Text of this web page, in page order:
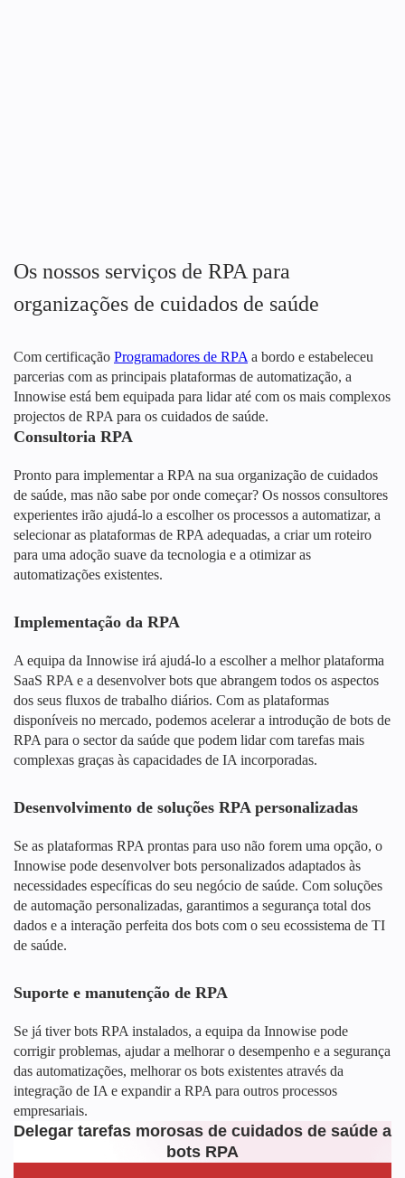
Os nossos serviços de RPA para
organizações de cuidados de saúde
Com certificação Programadores de RPA a bordo e estabeleceu
parcerias com as principais plataformas de automatização, a
Innowise está bem equipada para lidar até com os mais complexos
projectos de RPA para os cuidados de saúde.
Consultoria RPA
Pronto para implementar a RPA na sua organização de cuidados
de saúde, mas não sabe por onde começar? Os nossos consultores
experientes irão ajudá-lo a escolher os processos a automatizar, a
selecionar as plataformas de RPA adequadas, a criar um roteiro
para uma adoção suave da tecnologia e a otimizar as
automatizações existentes.
Implementação da RPA
A equipa da Innowise irá ajudá-lo a escolher a melhor plataforma
SaaS RPA e a desenvolver bots que abrangem todos os aspectos
dos seus fluxos de trabalho diários. Com as plataformas
disponíveis no mercado, podemos acelerar a introdução de bots de
RPA para o sector da saúde que podem lidar com tarefas mais
complexas graças às capacidades de IA incorporadas.
Desenvolvimento de soluções RPA personalizadas
Se as plataformas RPA prontas para uso não forem uma opção, o
Innowise pode desenvolver bots personalizados adaptados às
necessidades específicas do seu negócio de saúde. Com soluções
de automação personalizadas, garantimos a segurança total dos
dados e a interação perfeita dos bots com o seu ecossistema de TI
de saúde.
Suporte e manutenção de RPA
Se já tiver bots RPA instalados, a equipa da Innowise pode
corrigir problemas, ajudar a melhorar o desempenho e a segurança
das automatizações, melhorar os bots existentes através da
integração de IA e expandir a RPA para outros processos
empresariais.
Delegar tarefas morosas de cuidados de saúde a
bots RPA